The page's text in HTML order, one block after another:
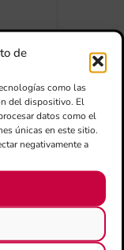
de
como las
del dispositivo. El
datos como el
únicas en este sitio.
negativamente a